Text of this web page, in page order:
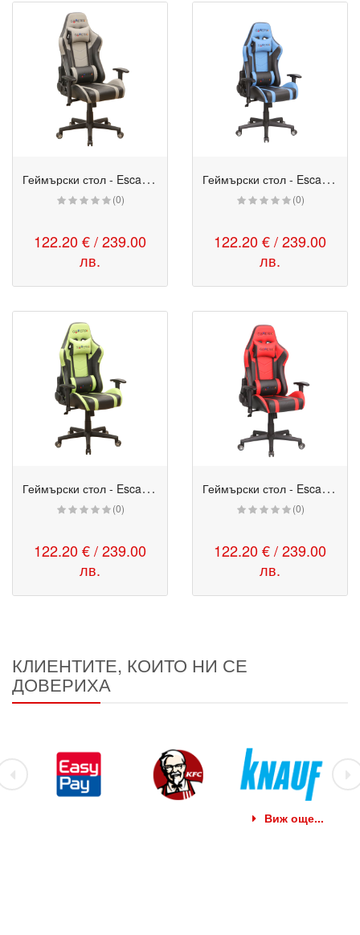
Г
еймърски стол - Escape Gamerix сив
(0)
122.20 € / 239.00
лв.
Г
еймърски стол - Escape Gamerix син
(0)
122.20 € / 239.00
лв.
Г
еймърски стол - Escape Gamerix зелен
(0)
122.20 € / 239.00
лв.
Г
еймърски стол - Escape Gamerix червен
(0)
122.20 € / 239.00
лв.
КЛИЕНТИТЕ, КОИТО НИ СЕ
ДОВЕРИХА
Виж още...